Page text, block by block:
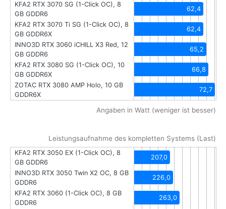
KFA2 RTX 3070 SG (1-Click OC), 8
GB GDDR6
62,4
KFA2 RTX 3070 Ti SG (1-Click OC), 8
GB GDDR6X
62,4
INNO3D RTX 3060 iCHILL X3 Red, 12
GB GDDR6
65,2
KFA2 RTX 3080 SG (1-Click OC), 10
GB GDDR6X
66,8
ZOTAC RTX 3080 AMP Holo, 10 GB
GDDR6X
72,7
Angaben in Watt (weniger ist besser)
Leistungsaufnahme des kompletten Systems (Last)
KFA2 RTX 3050 EX (1-Click OC), 8
GB GDDR6
207,0
INNO3D RTX 3050 Twin X2 OC, 8 GB
GDDR6
226,0
KFA2 RTX 3060 (1-Click OC), 8 GB
GDDR6
263,0